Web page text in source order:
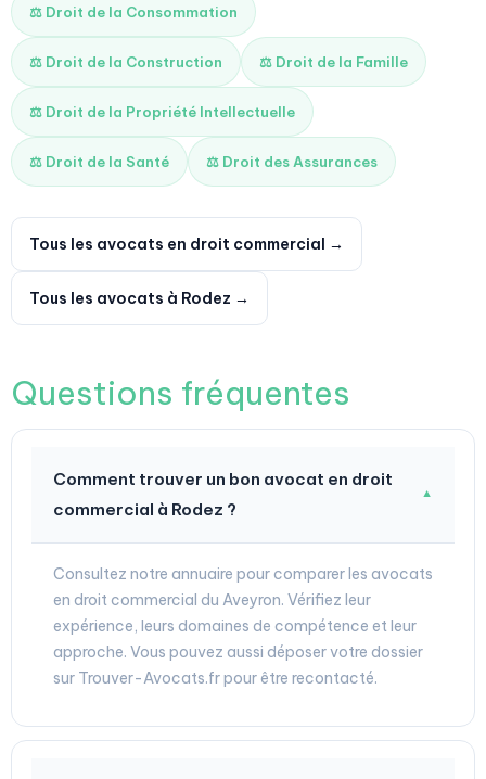
⚖️ Droit de la Consommation
⚖️ Droit de la Construction ⚖️ Droit de la Famille
⚖️ Droit de la Propriété Intellectuelle
⚖️ Droit de la Santé ⚖️ Droit des Assurances
Tous les avocats en droit commercial →
Tous les avocats à Rodez →
Questions fréquentes
Comment trouver un bon avocat en droit
commercial à Rodez ?
▼
Consultez notre annuaire pour comparer les avocats
en droit commercial du Aveyron. Vérifiez leur
expérience, leurs domaines de compétence et leur
approche. Vous pouvez aussi déposer votre dossier
sur Trouver-Avocats.fr pour être recontacté.